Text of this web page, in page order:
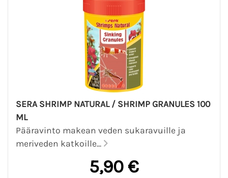
SERA SHRIMP NATURAL / SHRIMP GRANULES 100
ML
Pääravinto makean veden sukaravuille ja
meriveden katkoille...
5,90 €